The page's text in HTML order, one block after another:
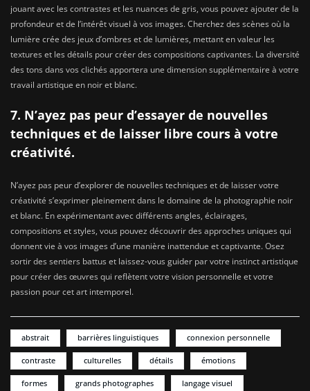
jouant avec les contrastes et les nuances de gris, vous pouvez ajouter de la
profondeur et de l’intérêt visuel à vos images. Cherchez des scènes où la
lumière crée des jeux d’ombres et de lumières, mettant en valeur les
textures et les détails pour créer des compositions captivantes. La diversité
des tons dans vos clichés apportera une dimension supplémentaire à votre
travail artistique en noir et blanc.
7. N’ayez pas peur d’essayer de nouvelles
techniques et de laisser libre cours à votre
créativité.
N’ayez pas peur d’explorer de nouvelles techniques et de laisser votre
créativité s’exprimer pleinement dans le domaine de la photographie noir
et blanc. En expérimentant avec différents angles, éclairages,
compositions et styles, vous pouvez découvrir des approches uniques qui
donnent vie à vos images d’une manière inattendue et captivante. Osez
sortir des sentiers battus et laissez-vous guider par votre instinct artistique
pour créer des œuvres qui reflètent votre vision personnelle et votre
passion pour cet art intemporel.
abstrait barrières linguistiques connexion personnelle
contraste culturelles détails émotions
formes grands photographes langage visuel